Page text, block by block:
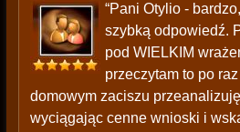
“Pani Otylio -
szybką odpowiedź.
pod WIELKIM
przeczytam to po
domowym zaciszu
wyciągając cenne wnioski i